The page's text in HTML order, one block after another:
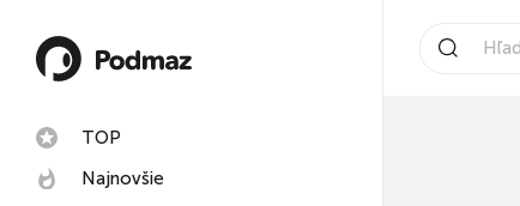
TOP
Najnovšie